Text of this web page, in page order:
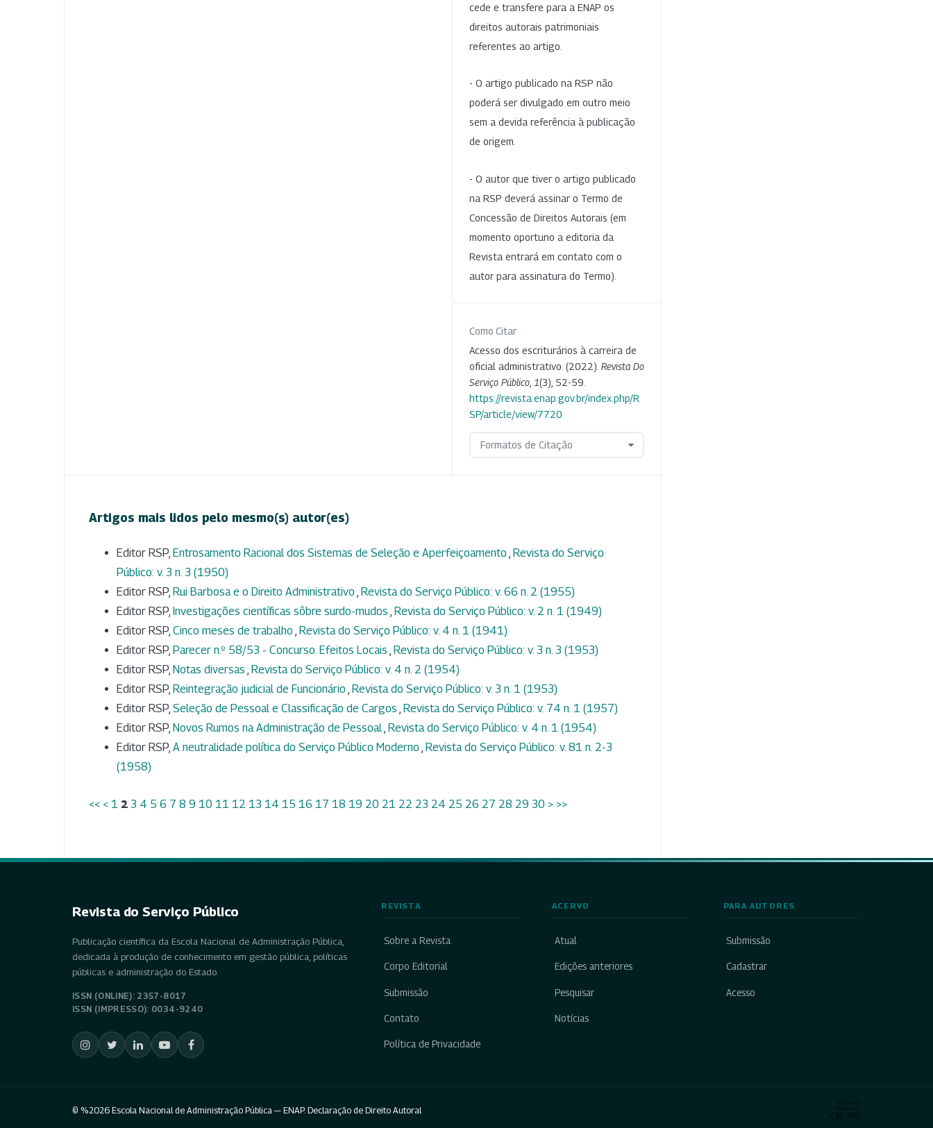
cede e transfere para a ENAP os
direitos autorais patrimoniais
referentes ao artigo.
- O artigo publicado na RSP não
poderá ser divulgado em outro meio
sem a devida referência à publicação
de origem.
- O autor que tiver o artigo publicado
na RSP deverá assinar o Termo de
Concessão de Direitos Autorais (em
momento oportuno a editoria da
Revista entrará em contato com o
autor para assinatura do Termo).
Como Citar
Acesso dos escriturários à carreira de
oficial administrativo. (2022). Revista Do
Serviço Público 1(3), 52-59.
https://revista.enap.gov.br/index.php/R
SP/article/view/7720
Formatos de Citação
Artigos mais lidos pelo mesmo(s) autor(es)
Editor RSP, Entrosamento Racional dos Sistemas de Seleção e Aperfeiçoamento , Revista do Serviço
Público: v. 3 n. 3 (1950)
Editor RSP, Rui Barbosa e o Direito Administrativo , Revista do Serviço Público: v. 66 n. 2 (1955)
Editor RSP, Investigações científicas sôbre surdo-mudos , Revista do Serviço Público: v. 2 n. 1 (1949)
Editor RSP, Cinco meses de trabalho , Revista do Serviço Público: v. 4 n. 1 (1941)
Editor RSP, Parecer n.º 58/53 - Concurso. Efeitos Locais , Revista do Serviço Público: v. 3 n. 3 (1953)
Editor RSP, Notas diversas , Revista do Serviço Público: v. 4 n. 2 (1954)
Editor RSP, Reintegração judicial de Funcionário , Revista do Serviço Público: v. 3 n. 1 (1953)
Editor RSP, Seleção de Pessoal e Classificação de Cargos , Revista do Serviço Público: v. 74 n. 1 (1957)
Editor RSP, Novos Rumos na Administração de Pessoal, Revista do Serviço Público: v. 4 n. 1 (1954)
Editor RSP, A neutralidade política do Serviço Público Moderno , Revista do Serviço Público: v. 81 n. 2-3
(1958)
<< < 1 2 3 4 5 6 7 8 9 10 11 12 13 14 15 16 17 18 19 20 21 22 23 24 25 26 27 28 29 30 > >>
Revista do Serviço Público
Publicação científica da Escola Nacional de Administração Pública,
dedicada à produção de conhecimento em gestão pública, políticas
públicas e administração do Estado.
ISSN (ONLINE): 2357-8017
ISSN (IMPRESSO): 0034-9240
REVISTA
Sobre a Revista
Corpo Editorial
Submissão
Contato
Política de Privacidade
ACERVO
Atual
Edições anteriores
Pesquisar
Notícias
PARA AUTORES
Submissão
Cadastrar
Acesso
© %2026 Escola Nacional de Administração Pública — ENAP. Declaração de Direito Autoral